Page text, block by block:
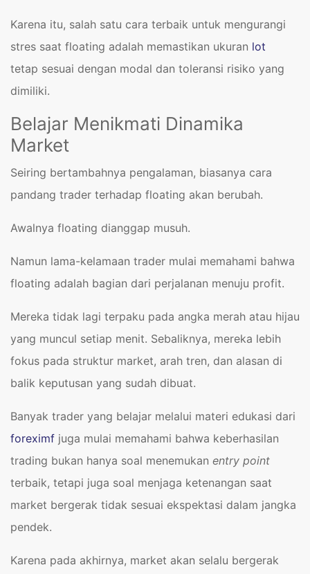
Karena itu, salah satu cara terbaik untuk mengurangi
stres saat floating adalah memastikan ukuran lot
tetap sesuai dengan modal dan toleransi risiko yang
dimiliki.
Belajar Menikmati Dinamika
Market
Seiring bertambahnya pengalaman, biasanya cara
pandang trader terhadap floating akan berubah.
Awalnya floating dianggap musuh.
Namun lama-kelamaan trader mulai memahami bahwa
floating adalah bagian dari perjalanan menuju profit.
Mereka tidak lagi terpaku pada angka merah atau hijau
yang muncul setiap menit. Sebaliknya, mereka lebih
fokus pada struktur market, arah tren, dan alasan di
balik keputusan yang sudah dibuat.
Banyak trader yang belajar melalui materi edukasi dari
foreximf juga mulai memahami bahwa keberhasilan
trading bukan hanya soal menemukan entry point
terbaik, tetapi juga soal menjaga ketenangan saat
market bergerak tidak sesuai ekspektasi dalam jangka
pendek.
Karena pada akhirnya, market akan selalu bergerak